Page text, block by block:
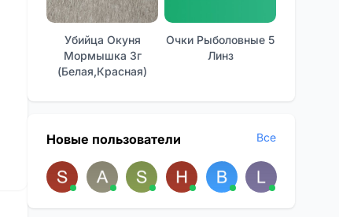
Убийца Окуня
Мормышка 3г
(белая,красная)
Очки Рыболовные 5
Линз
Новые пользователи Все